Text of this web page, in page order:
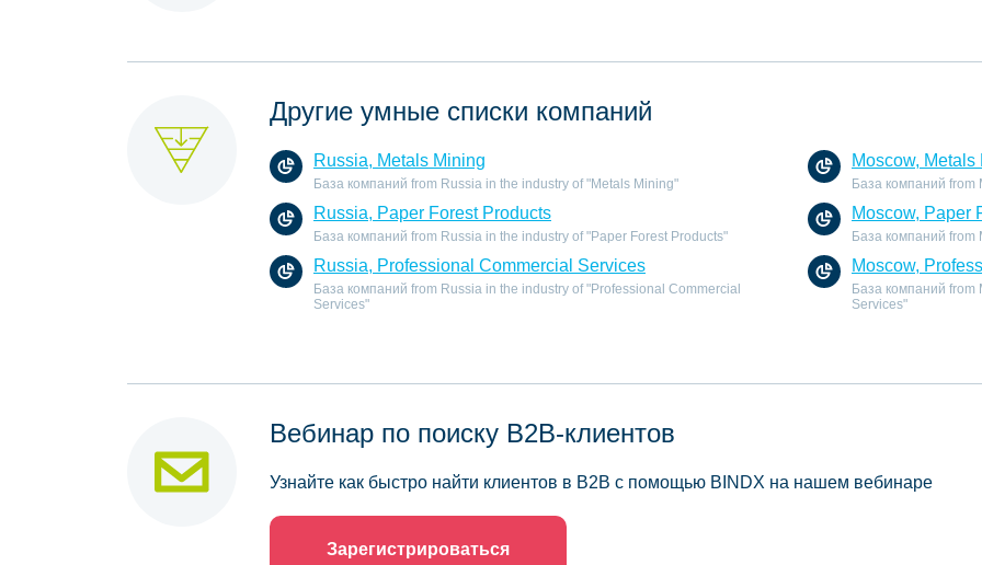
Другие умные списки компаний
Russia, Metals Mining
База компаний from Russia in the industry of "Metals Mining"
Moscow, Metals
База компаний from
Russia, Paper Forest Products
База компаний from Russia in the industry of "Paper Forest Products"
Moscow, Paper
База компаний from
Russia, Professional Commercial Services
База компаний from Russia in the industry of "Professional Commercial
Services"
Moscow,
База компаний from
Services"
Вебинар по поиску B2B-клиентов
Узнайте как быстро найти клиентов в B2B с помощью BINDX на нашем вебинаре
Зарегистрироваться